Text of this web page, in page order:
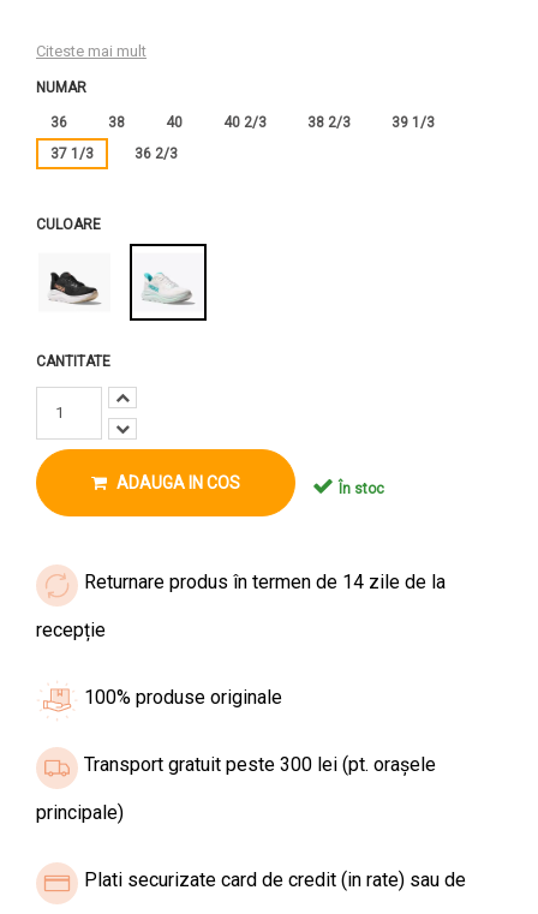
Citeste mai mult
NUMAR
36 38 40 40 2/3 38 2/3
39 1/3
37 1/3
36 2/3
CULOARE
CANTITATE
ADAUGA IN COS În stoc
Returnare produs în termen de 14 zile de la
recepție
100% produse originale
Transport gratuit peste 300 lei (pt. orașele
principale)
Plati securizate card de credit (in rate) sau de